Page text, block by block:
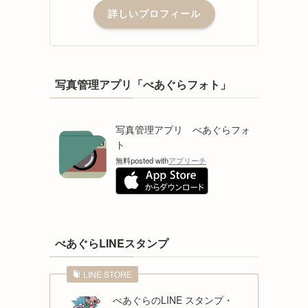
詳しいプロフィール
写真管理アプリ「べあぐらフォト」
写真管理アプリ べあぐらフォ
ト
無料posted withアプリーチ
べあぐらLINEスタンプ
LINE STORE
べあぐらのLINE スタンプ・